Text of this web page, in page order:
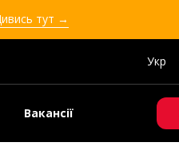
тут →
Укр
Вакансії